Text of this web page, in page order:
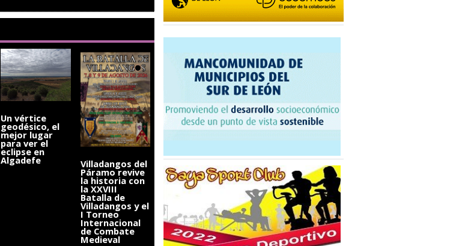
Un vértice
geodésico, el
mejor lugar
para ver el
eclipse en
Algadefe Villadangos del
Páramo revive
la historia con
la XXVIII
Batalla de
Villadangos y el
I Torneo
Internacional
de Combate
Medieval